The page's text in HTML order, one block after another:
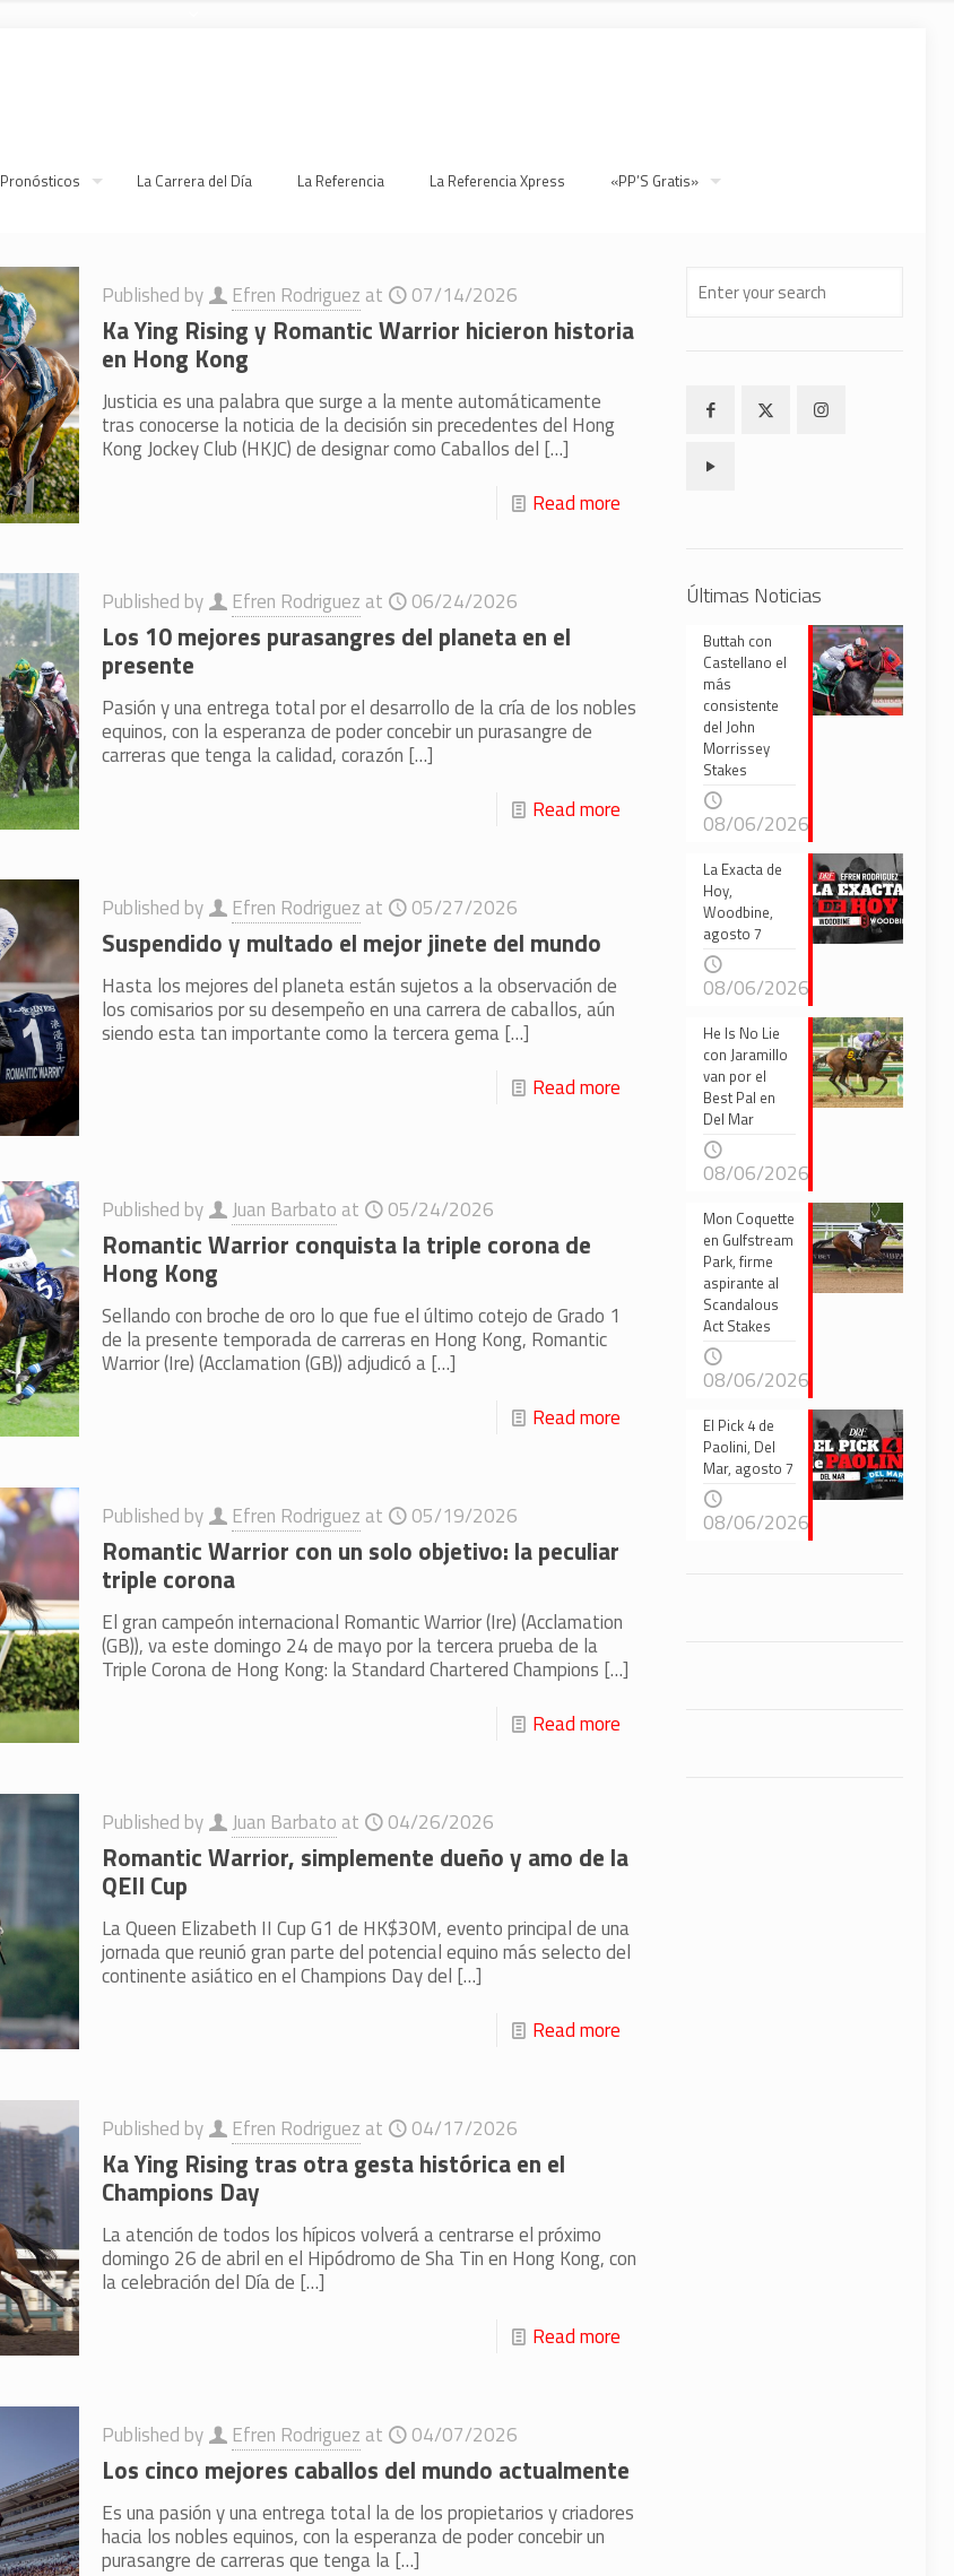
Pronósticos La Carrera del Día La Referencia La Referencia Xpress «PP’S Gratis»
Published by Efren Rodriguez at 07/14/2026
Ka Ying Rising y Romantic Warrior hicieron historia
en Hong Kong
Justicia es una palabra que surge a la mente automáticamente
tras conocerse la noticia de la decisión sin precedentes del Hong
Kong Jockey Club (HKJC) de designar como Caballos del […]
Read more
Published by Efren Rodriguez at 06/24/2026
Los 10 mejores purasangres del planeta en el
presente
Pasión y una entrega total por el desarrollo de la cría de los nobles
equinos, con la esperanza de poder concebir un purasangre de
carreras que tenga la calidad, corazón […]
Read more
Published by Efren Rodriguez at 05/27/2026
Suspendido y multado el mejor jinete del mundo
Hasta los mejores del planeta están sujetos a la observación de
los comisarios por su desempeño en una carrera de caballos, aún
siendo esta tan importante como la tercera gema[…]
Read more
Published by Juan Barbato at 05/24/2026
Romantic Warrior conquista la triple corona de
Hong Kong
Sellando con broche de oro lo que fue el último cotejo de Grado 1
de la presente temporada de carreras en Hong Kong, Romantic
Warrior (Ire) (Acclamation (GB)) adjudicó a[…]
Read more
Published by Efren Rodriguez at 05/19/2026
Romantic Warrior con un solo objetivo: la peculiar
triple corona
El gran campeón internacional Romantic Warrior (Ire) (Acclamation
(GB)), va este domingo 24 de mayo por la tercera prueba de la
Triple Corona de Hong Kong: la Standard Chartered Champions […]
Read more
Published by Juan Barbato at 04/26/2026
Romantic Warrior, simplemente dueño y amo de la
QEII Cup
La Queen Elizabeth II Cup G1 de HK$30M, evento principal de una
jornada que reunió gran parte del potencial equino más selecto del
continente asiático en el Champions Day del […]
Read more
Published by Efren Rodriguez at 04/17/2026
Ka Ying Rising tras otra gesta histórica en el
Champions Day
La atención de todos los hípicos volverá a centrarse el próximo
domingo 26 de abril en el Hipódromo de Sha Tin en Hong Kong, con
la celebración del Día de […]
Read more
Published by Efren Rodriguez at 04/07/2026
Los cinco mejores caballos del mundo actualmente
Es una pasión y una entrega total la de los propietarios y criadores
hacia los nobles equinos, con la esperanza de poder concebir un
purasangre de carreras que tenga la[…]
Últimas Noticias
Buttah con
Castellano el
más
consistente
del John
Morrissey
Stakes
08/06/2026
La Exacta de
Hoy,
Woodbine,
agosto 7
08/06/2026
He Is No Lie
con Jaramillo
van por el
Best Pal en
Del Mar
08/06/2026
Mon Coquette
en Gulfstream
Park, firme
aspirante al
Scandalous
Act Stakes
08/06/2026
El Pick 4 de
Paolini, Del
Mar, agosto 7
08/06/2026